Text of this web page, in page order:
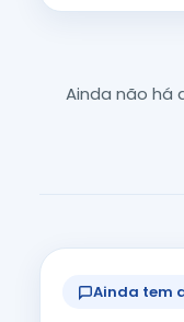
Ainda não há
Ainda tem